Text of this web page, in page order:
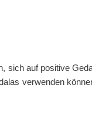
sich auf positive
verwenden